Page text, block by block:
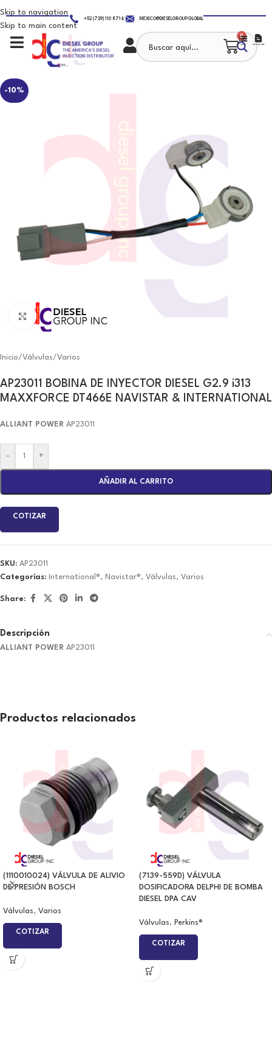
Skip to navigation
Skip to main content
+52 (729) 110 8714 MEXICO@DIESELGROUP.GLOBAL
0
Click to enlarge
Inicio/Válvulas/Varios
AP23011 BOBINA DE INYECTOR DIESEL G2.9 i313
MAXXFORCE DT466E NAVISTAR & INTERNATIONAL
ALLIANT POWER AP23011
- +
AÑADIR AL CARRITO
COTIZAR
SKU: AP23011
Categorías: International®, Navistar®, Válvulas, Varios
Share:
Descripción
ALLIANT POWER AP23011
Productos relacionados
(1110010024) VÁLVULA DE ALIVIO
DE PRESIÓN BOSCH
Válvulas, Varios
COTIZAR
(7139-559D) VÁLVULA
DOSIFICADORA DELPHI DE BOMBA
DIESEL DPA CAV
Válvulas, Perkins®
COTIZAR